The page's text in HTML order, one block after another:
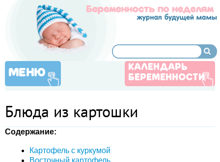
МЕНЮ
КАЛЕНДАРЬ
БЕРЕМЕННОСТИ
Блюда из картошки
Содержание:
Картофель с куркумой
Восточный картофель